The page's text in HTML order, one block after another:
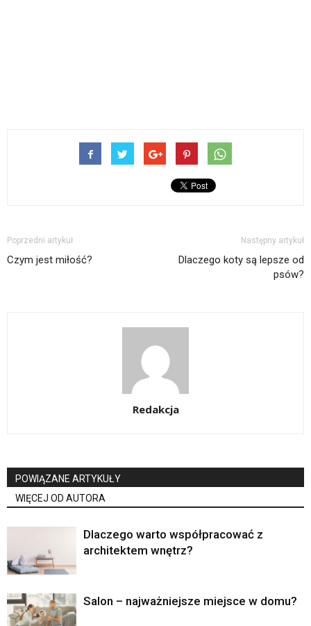
Poprzedni artykuł
Czym jest miłość?
Następny artykuł
Dlaczego koty są lepsze od
psów?
Redakcja
POWIĄZANE ARTYKUŁY
WIĘCEJ OD AUTORA
Dlaczego warto współpracować z
architektem wnętrz?
Salon – najważniejsze miejsce w domu?